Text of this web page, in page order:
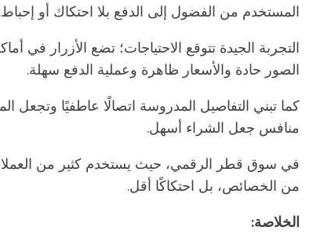
المستخدم من الفضول إلى الدفع بلا احتكاك أو إحباط.
التجربة الجيدة تتوقع الاحتياجات؛ تضع الأزرار
الصور حادة والأسعار ظاهرة وعملية الدفع سهلة.
كما تبني التفاصيل المدروسة اتصالًا عاطفيًا وتجعل
منافس جعل الشراء أسهل.
في سوق قطر الرقمي، حيث يستخدم كثير من العملاء
من الخصائص، بل احتكاكًا أقل.
الخلاصة: